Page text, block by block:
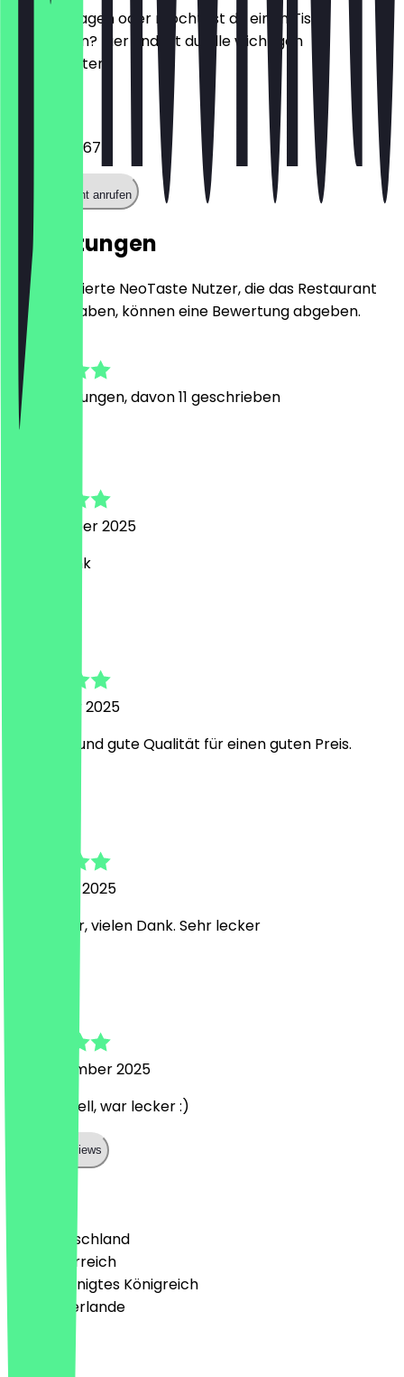
Hast du Fragen oder möchtest du einen Tisch
reservieren? Hier findest du alle wichtigen
Kontaktdaten.
0231 13793167
Restaurant anrufen
Bewertungen
Nur registrierte NeoTaste Nutzer, die das Restaurant
besucht haben, können eine Bewertung abgeben.
4.6
58
Bewertungen, davon 11 geschrieben
5. Dezember 2025
Vielen Dank
2. Oktober 2025
Sehr nett und gute Qualität für einen guten Preis.
1. Oktober 2025
Alles super, vielen Dank. Sehr lecker
27. September 2025
Ging schnell, war lecker :)
Show all reviews
🇩🇪 Deutschland
🇦🇹 Österreich
🇬🇧 Vereinigtes Königreich
🇳🇱 Niederlande